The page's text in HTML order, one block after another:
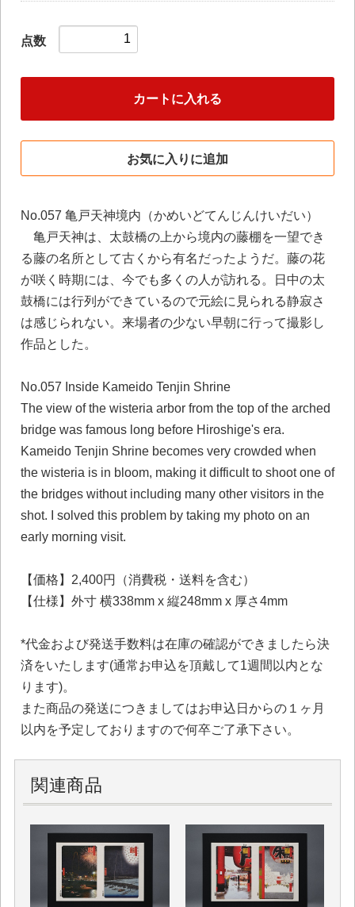
点数
カートに入れる
お気に入りに追加
No.057 亀戸天神境内（かめいどてんじんけいだい）
亀戸天神は、太鼓橋の上から境内の藤棚を一望でき
る藤の名所として古くから有名だったようだ。藤の花
が咲く時期には、今でも多くの人が訪れる。日中の太
鼓橋には行列ができているので元絵に見られる静寂さ
は感じられない。来場者の少ない早朝に行って撮影し
作品とした。
No.057 Inside Kameido Tenjin Shrine
The view of the wisteria arbor from the top of the arched
bridge was famous long before Hiroshige's era.
Kameido Tenjin Shrine becomes very crowded when
the wisteria is in bloom, making it difficult to shoot one of
the bridges without including many other visitors in the
shot. I solved this problem by taking my photo on an
early morning visit.
【価格】2,400円（消費税・送料を含む）
【仕様】外⼨ 横338mm x 縦248mm x 厚さ4mm
*代金および発送手数料は在庫の確認ができましたら決
済をいたします(通常お申込を頂戴して1週間以内とな
ります)。
また商品の発送につきましてはお申込日からの１ヶ月
以内を予定しておりますので何卒ご了承下さい。
関連商品